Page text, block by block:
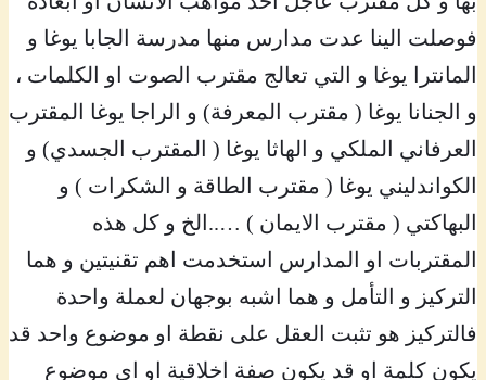
فوصلت الينا عدت مدارس منها مدرسة الجابا يوغا و
المانترا يوغا و التي تعالج مقترب الصوت او الكلمات ،
و الجنانا يوغا ( مقترب المعرفة) و الراجا يوغا المقترب
العرفاني الملكي و الهاثا يوغا ( المقترب الجسدي) و
الكواندليني يوغا ( مقترب الطاقة و الشكرات ) و
البهاكتي ( مقترب الايمان ) …..الخ و كل هذه
المقتربات او المدارس استخدمت اهم تقنيتين و هما
التركيز و التأمل و هما اشبه بوجهان لعملة واحدة
فالتركيز هو تثبت العقل على نقطة او موضوع واحد قد
يكون كلمة او قد يكون صفة اخلاقية او اي موضوع